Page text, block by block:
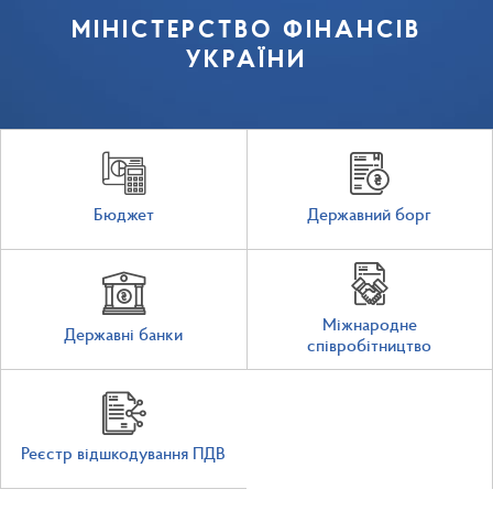
МІНІСТЕРСТВО ФІНАНСІВ
УКРАЇНИ
Бюджет Державний борг
Державні банки
Міжнародне
співробітництво
Реєстр відшкодування ПДВ